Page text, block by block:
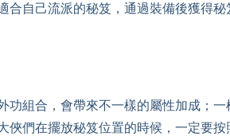
合自己流派的秘笈 ， 通過裝備後獲得秘
功組合，會帶來不一樣的屬性加成；一
俠們在擺放秘笈位置的時候，一定要按